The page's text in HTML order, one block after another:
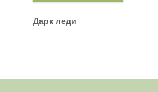
Дарк леди